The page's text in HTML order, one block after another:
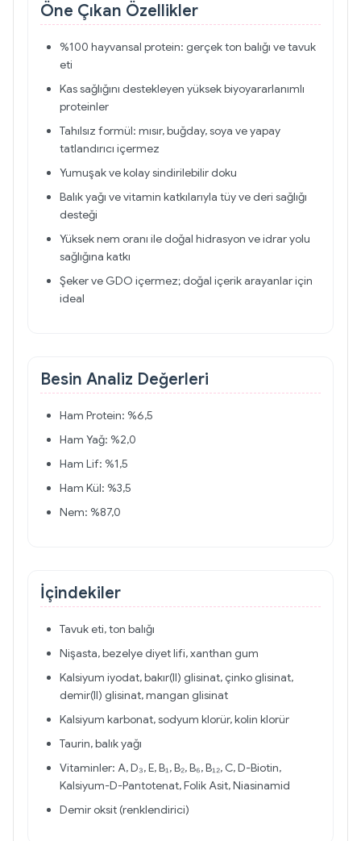
Öne Çıkan Özellikler
%100 hayvansal protein: gerçek ton balığı ve tavuk
eti
Kas sağlığını destekleyen yüksek biyoyararlanımlı
proteinler
Tahılsız formül: mısır, buğday, soya ve yapay
tatlandırıcı içermez
Yumuşak ve kolay sindirilebilir doku
Balık yağı ve vitamin katkılarıyla tüy ve deri sağlığı
desteği
Yüksek nem oranı ile doğal hidrasyon ve idrar yolu
sağlığına katkı
Şeker ve GDO içermez; doğal içerik arayanlar için
ideal
Besin Analiz Değerleri
Ham Protein: %6,5
Ham Yağ: %2,0
Ham Lif: %1,5
Ham Kül: %3,5
Nem: %87,0
İçindekiler
Tavuk eti, ton balığı
Nişasta, bezelye diyet lifi, xanthan gum
Kalsiyum iyodat, bakır(II) glisinat, çinko glisinat,
demir(II) glisinat, mangan glisinat
Kalsiyum karbonat, sodyum klorür, kolin klorür
Taurin, balık yağı
Vitaminler: A, D₃, E, B₁, B₂, B₆, B₁₂, C, D-Biotin,
Kalsiyum-D-Pantotenat, Folik Asit, Niasinamid
Demir oksit (renklendirici)